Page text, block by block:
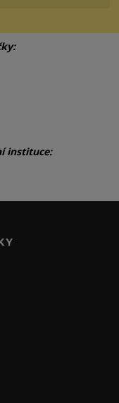
instituce: